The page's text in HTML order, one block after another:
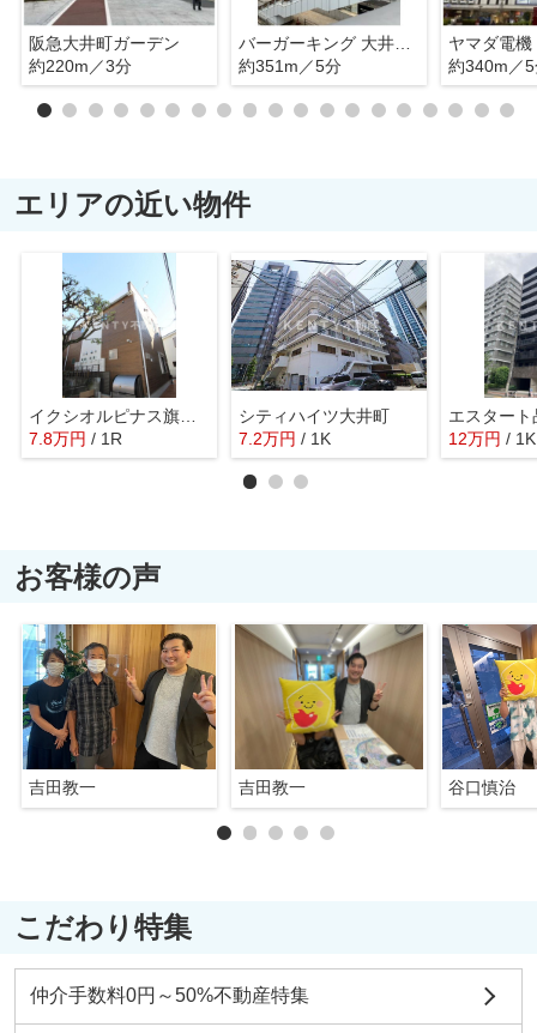
阪急大井町ガーデン
約220m／3分
バーガーキング 大井町店
約351m／5分
約340m／
エリアの近い物件
イクシオルピナス旗の台
7.8万円 / 1R
シティハイツ大井町
7.2万円 / 1K 12万円 / 1K
お客様の声
吉田教一 吉田教一 谷口慎治
こだわり特集
仲介手数料0円～50%不動産特集